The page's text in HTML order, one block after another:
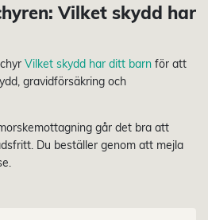
Vilket skydd har
Vilket skydd har ditt barn för att
gravidförsäkring och
går det bra att
Du beställer genom att mejla